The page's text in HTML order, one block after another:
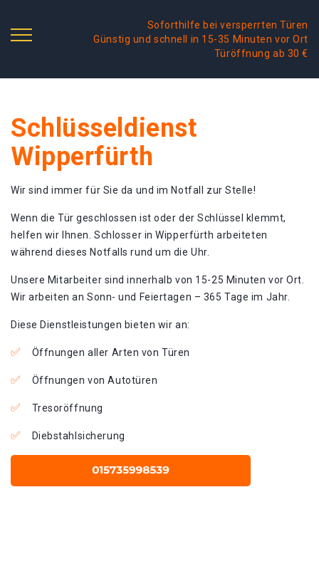
Soforthilfe bei versperrten Türen
Günstig und schnell in 15-35 Minuten vor Ort
Türöffnung ab 30 €
Schlüsseldienst
Wipperfürth
Wir sind immer für Sie da und im Notfall zur Stelle!
Wenn die Tür geschlossen ist oder der Schlüssel klemmt,
helfen wir Ihnen. Schlosser in Wipperfürth arbeiteten
während dieses Notfalls rund um die Uhr.
Unsere Mitarbeiter sind innerhalb von 15-25 Minuten vor Ort.
Wir arbeiten an Sonn- und Feiertagen – 365 Tage im Jahr.
Diese Dienstleistungen bieten wir an:
Öffnungen aller Arten von Türen
Öffnungen von Autotüren
Tresoröffnung
Diebstahlsicherung